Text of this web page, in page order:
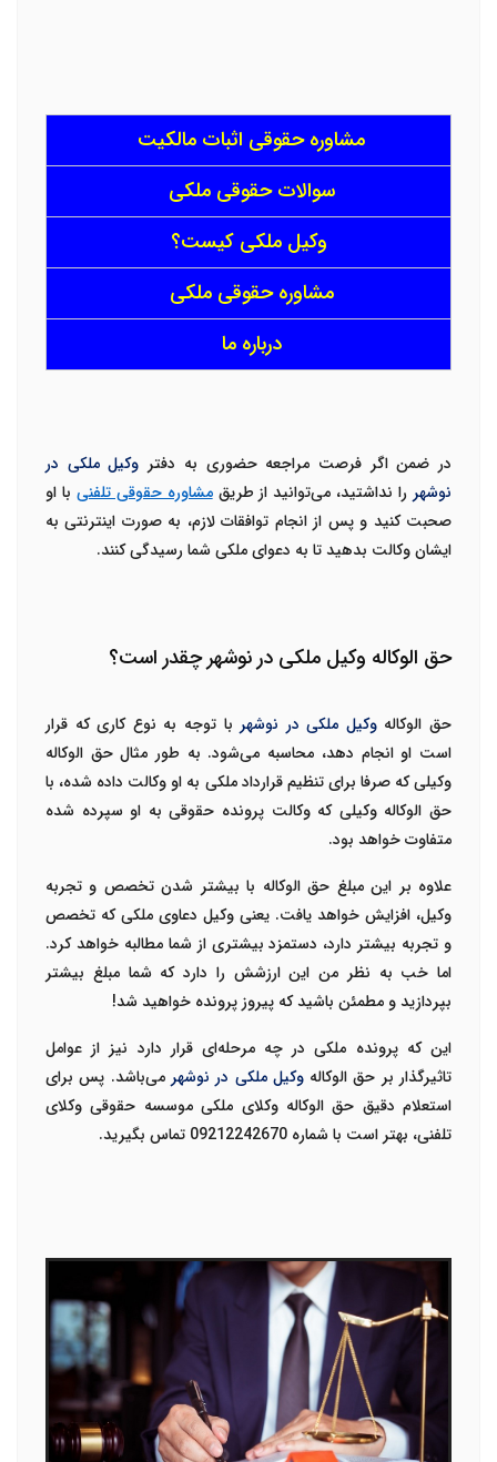
مشاوره حقوقی اثبات مالکیت
سوالات حقوقی ملکی
وکیل ملکی کیست؟
مشاوره حقوقی ملکی
درباره ما
در ضمن اگر فرصت مراجعه حضوری به دفتر وکیل ملکی در
نوشهر را نداشتید، می‌توانید از طریقمشاوره حقوقی تلفنی با او
صحبت کنید و پس از انجام توافقات لازم، به صورت اینترنتی به
ایشان وکالت بدهید تا به دعوای ملکی شما رسیدگی کنند.
حق الوکاله وکیل ملکی در نوشهر چقدر است؟
حق الوکالهوکیل ملکی در نوشهر با توجه به نوع کاری که قرار
است او انجام دهد، محاسبه می‌شود. به طور مثال حق الوکاله
وکیلی که صرفا برای تنظیم قرارداد ملکی به او وکالت داده شده، با
حق الوکاله وکیلی که وکالت پرونده حقوقی به او سپرده شده
متفاوت خواهد بود.
علاوه بر این مبلغ حق الوکاله با بیشتر شدن تخصص و تجربه
وکیل، افزایش خواهد یافت. یعنی وکیل دعاوی ملکی که تخصص
و تجربه بیشتر دارد، دستمزد بیشتری از شما مطالبه خواهد کرد.
اما خب به نظر من این ارزشش را دارد که شما مبلغ بیشتر
بپردازید و مطمئن باشید که پیروز پرونده خواهید شد!
این که پرونده ملکی در چه مرحله‌ای قرار دارد نیز از عوامل
تاثیرگذار بر حق الوکالهوکیل ملکی در نوشهر می‌باشد. پس برای
استعلام دقیق حق الوکاله وکلای ملکی موسسه حقوقی وکلای
تلفنی، بهتر است با شماره 09212242670 تماس بگیرید.